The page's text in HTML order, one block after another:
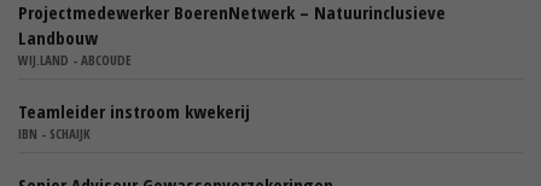
Projectmedewerker BoerenNetwerk – Natuurinclusieve
Landbouw
WIJ.LAND - ABCOUDE
Teamleider instroom kwekerij
IBN - SCHAIJK